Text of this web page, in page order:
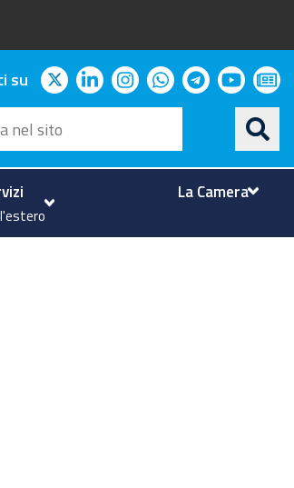
su twitterlinkedininstagram
whatsapp
telegram
Cerca
nel
sito
La Camera